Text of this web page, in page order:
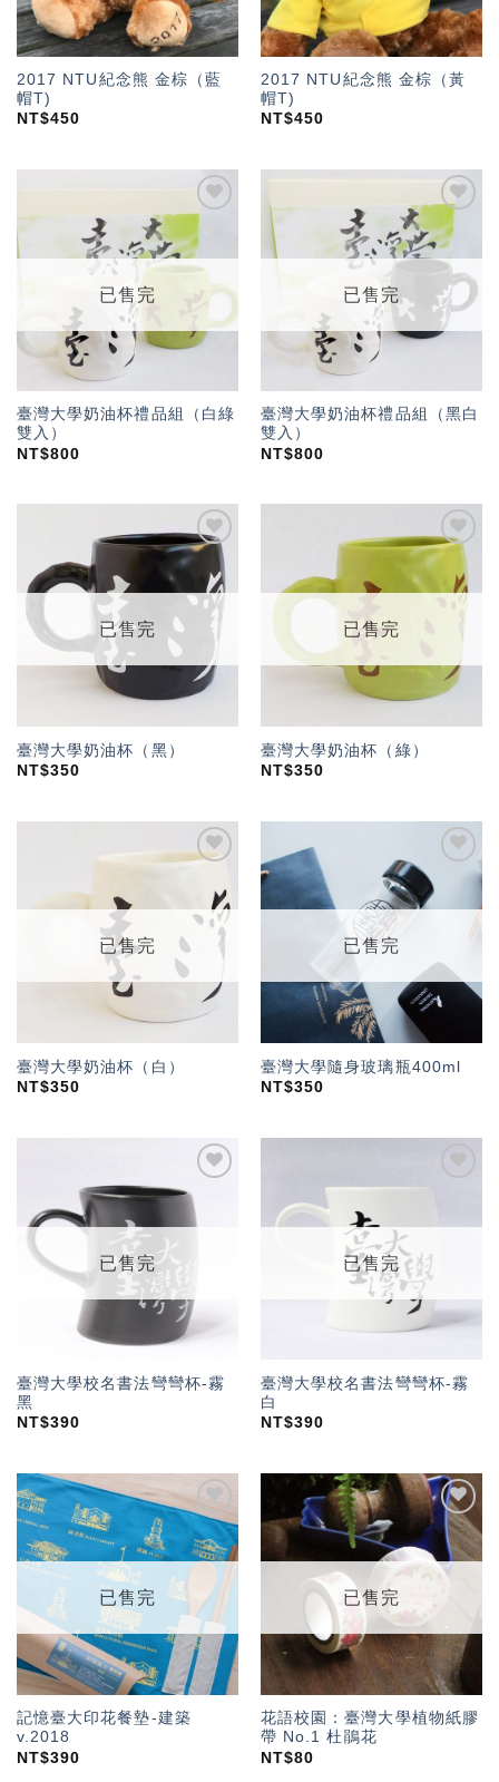
2017 NTU紀念熊 金棕（藍
帽T)
NT$450
2017 NTU紀念熊 金棕（黃
帽T)
NT$450
加入
望輕
已售完
臺灣大學奶油杯禮品組（白綠
雙入）
NT$800
加入
「願
望輕
單」
已售完
臺灣大學奶油杯禮品組（黑白
雙入）
NT$800
加入
「願
望輕
單」
已售完
臺灣大學奶油杯（黑）
NT$350
加入
「願
望輕
已售完
臺灣大學奶油杯（綠）
NT$350
「願
望輕
單」
已售完
臺灣大學奶油杯（白）
NT$350
望輕
已售完
臺灣大學隨身玻璃瓶400ml
NT$350
已售完
臺灣大學校名書法彎彎杯-霧
黑
NT$390
望輕
已售完
臺灣大學校名書法彎彎杯-霧
白
NT$390
加入
「願
望輕
已售完
記憶臺大印花餐墊-建築
v.2018
NT$390
加入
「願
望輕
單」
已售完
花語校園：臺灣大學植物紙膠
帶 No.1 杜鵑花
NT$80